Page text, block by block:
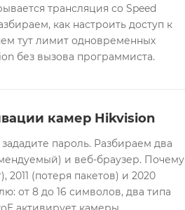
трансляция со Speed
как настроить доступ к
тут лимит одновременных
без вызова программиста.
камер Hikvision
пароль. Разбираем два
и веб-браузер. Почему
2011 (потеря пакетов) и 2020
от 8 до 16 символов, два типа